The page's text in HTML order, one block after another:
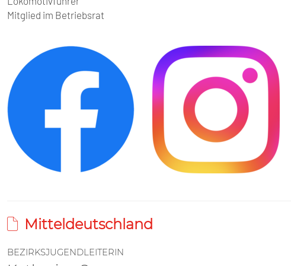
Mitglied im Betriebsrat
Mitteldeutschland
BEZIRKSJUGENDLEITERIN